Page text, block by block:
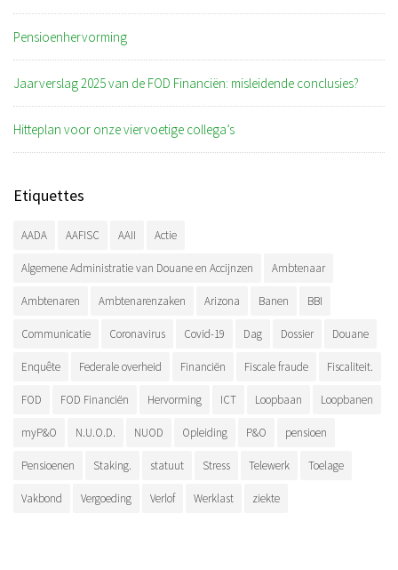
Pensioenhervorming
Jaarverslag 2025 van de FOD Financiën: misleidende conclusies?
Hitteplan voor onze viervoetige collega’s
Etiquettes
AADA AAFISC AAII Actie
Algemene Administratie van Douane en Accijnzen Ambtenaar
Ambtenaren Ambtenarenzaken Arizona Banen BBI
Communicatie Coronavirus Covid-19 Dag Dossier Douane
Enquête Federale overheid Financiën Fiscale fraude Fiscaliteit.
FOD FOD Financiën Hervorming ICT Loopbaan Loopbanen
myP&O N.U.O.D. NUOD Opleiding P&O pensioen
Pensioenen Staking. statuut Stress Telewerk Toelage
Vakbond Vergoeding Verlof Werklast ziekte